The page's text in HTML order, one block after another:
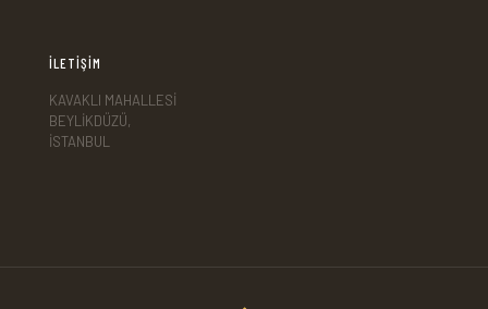
İLETİŞİM
KAVAKLI MAHALLESİ
BEYLİKDÜZÜ,
İSTANBUL